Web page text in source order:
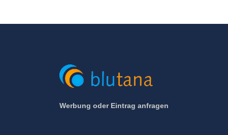
Werbung oder Eintrag anfragen